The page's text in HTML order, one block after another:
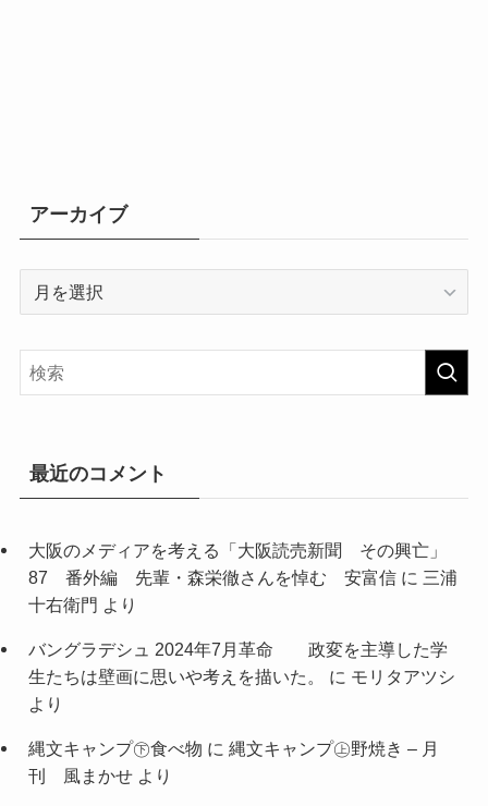
アーカイブ
イ
ブ
最近のコメント
大阪のメディアを考える「大阪読売新聞 その興亡」
87 番外編 先輩・森栄徹さんを悼む 安富信に 三浦
十右衛門 より
バングラデシュ 2024年7月革命 政変を主導した学
生たちは壁画に思いや考えを描いた。
に モリタアツシ
より
縄文キャンプ㊦食べ物 に 縄文キャンプ㊤野焼き – 月
刊 風まかせより